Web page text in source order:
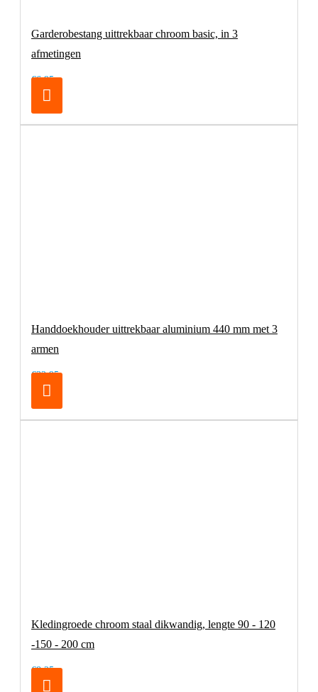
Garderobestang uittrekbaar chroom basic, in 3
afmetingen
€6,95
Handdoekhouder uittrekbaar aluminium 440 mm met 3
armen
€32,95
Kledingroede chroom staal dikwandig, lengte 90 - 120
-150 - 200 cm
€8,25